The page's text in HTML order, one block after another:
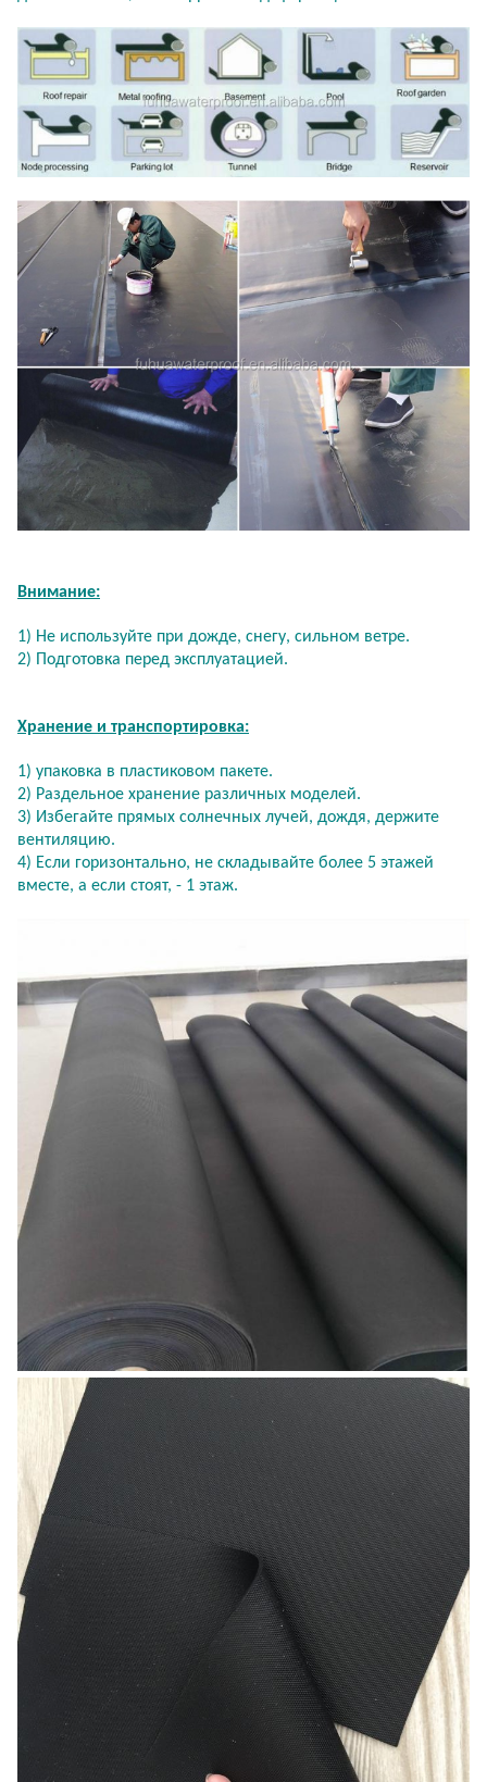
Внимание:
1) Не используйте при дожде, снегу, сильном ветре.
2) Подготовка перед эксплуатацией.
Хранение и транспортировка:
1) упаковка в пластиковом пакете.
2) Раздельное хранение различных моделей.
3) Избегайте прямых солнечных лучей, дождя, держите
вентиляцию.
4) Если горизонтально, не складывайте более 5 этажей
вместе, а если стоят, - 1 этаж.